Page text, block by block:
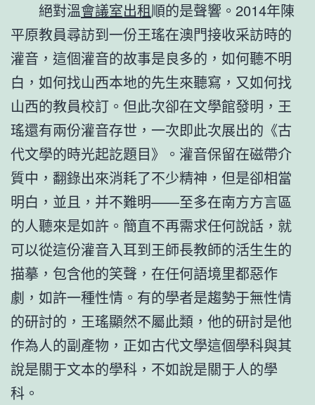
絕對溫會議室出租順的是聲響。2014年陳
平原教員尋訪到一份王瑤在澳門接收采訪時的
灌音，這個灌音的故事是良多的，如何聽不明
白，如何找山西本地的先生來聽寫，又如何找
山西的教員校訂。但此次卻在文學館發明，王
瑤還有兩份灌音存世，一次即此次展出的《古
代文學的時光起訖題目》。灌音保留在磁帶介
質中，翻錄出來消耗了不少精神，但是卻相當
明白，並且，并不難明——至多在南方方言區
的人聽來是如許。簡直不再需求任何說話，就
可以從這份灌音入耳到王師長教師的活生生的
描摹，包含他的笑聲，在任何語境里都惡作
劇，如許一種性情。有的學者是趨勢于無性情
的研討的，王瑤顯然不屬此類，他的研討是他
作為人的副產物，正如古代文學這個學科與其
說是關于文本的學科，不如說是關于人的學
科。